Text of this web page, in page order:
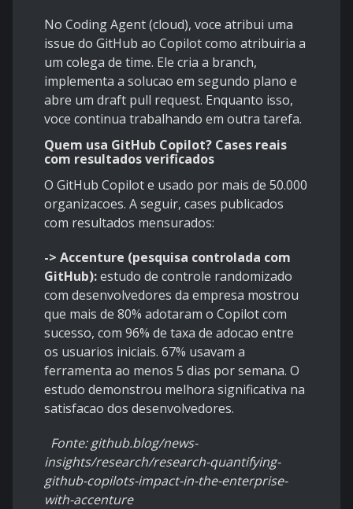
No Coding Agent (cloud), voce atribui uma
issue do GitHub ao Copilot como atribuiria a
um colega de time. Ele cria a branch,
implementa a solucao em segundo plano e
abre um draft pull request. Enquanto isso,
voce continua trabalhando em outra tarefa.
Quem usa GitHub Copilot? Cases reais
com resultados verificados
O GitHub Copilot e usado por mais de 50.000
organizacoes. A seguir, cases publicados
com resultados mensurados:
-> Accenture (pesquisa controlada com
GitHub):estudo de controle randomizado
com desenvolvedores da empresa mostrou
que mais de 80% adotaram o Copilot com
sucesso, com 96% de taxa de adocao entre
os usuarios iniciais. 67% usavam a
ferramenta ao menos 5 dias por semana. O
estudo demonstrou melhora significativa na
satisfacao dos desenvolvedores.
Fonte: github.blog/news-
insights/research/research-quantifying-
github-copilots-impact-in-the-enterprise-
with-accenture